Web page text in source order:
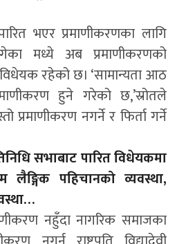
भएर प्रमाणीकरणका लागि
पुगेका मध्ये अब प्रमाणीकरणको
रहेको छ। ‘सामान्यता आठ
हुने गरेको छ,’स्रोतले
प्रमाणीकरण नगर्ने र फिर्ता गर्ने
सभाबाट पारित विधेयकमा
लैङ्गिक पहिचानको व्यवस्था,
नहुँदा नागरिक समाजका